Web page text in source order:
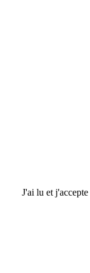
J'ai lu et j'accepte